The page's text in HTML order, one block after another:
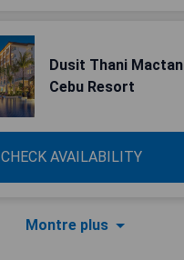
Dusit Thani Mactan
Cebu Resort
CHECK AVAILABILITY
Montre plus